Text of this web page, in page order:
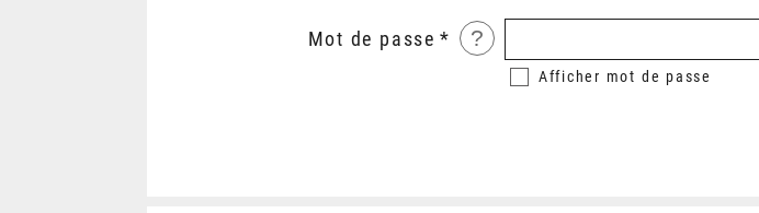
Mot de passe ?
Afficher mot de passe